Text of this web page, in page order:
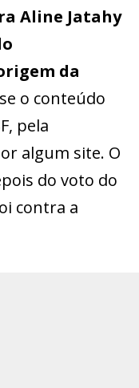
Aline Jatahy
da
o conteúdo
pela
algum site. O
do voto do
contra a